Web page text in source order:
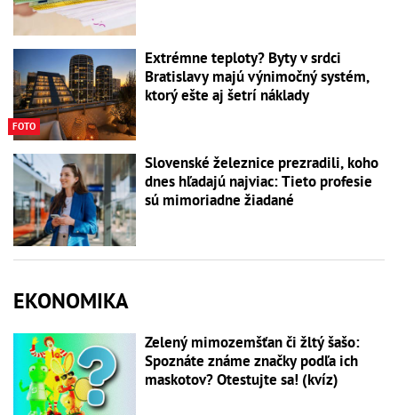
FOTO
Extrémne teploty? Byty v srdci
Bratislavy majú výnimočný systém,
ktorý ešte aj šetrí náklady
Slovenské železnice prezradili, koho
dnes hľadajú najviac: Tieto profesie
sú mimoriadne žiadané
EKONOMIKA
Zelený mimozemšťan či žltý šašo:
Spoznáte známe značky podľa ich
maskotov? Otestujte sa! (kvíz)